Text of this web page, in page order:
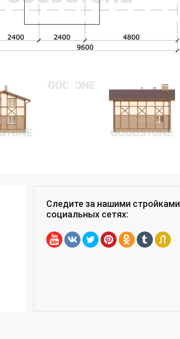
Следите за нашими стройками
социальных сетях: